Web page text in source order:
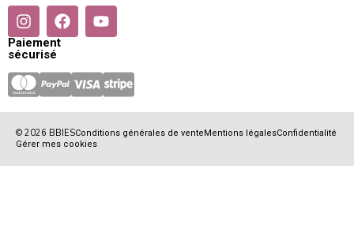
Paiement
sécurisé
© 2026 BBIESConditions générales de vente Mentions légalesConfidentialité
Gérer mes cookies